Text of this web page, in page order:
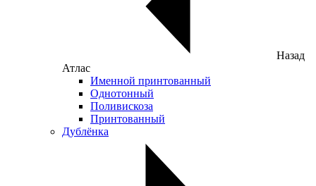
Назад
Атлас
Именной принтованный
Однотонный
Поливискоза
Принтованный
Дублёнка